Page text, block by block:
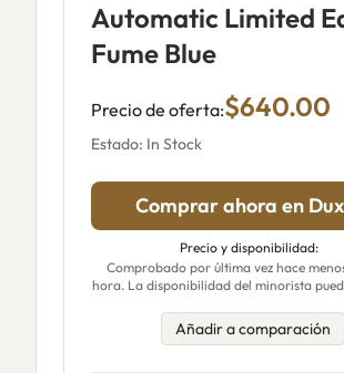
Automatic Limited
Fume Blue
Precio de oferta:$640.00
Estado: In Stock
Comprar ahora en
Precio y disponibilidad:
Comprobado por última vez hace
hora. La disponibilidad del minorista
Añadir a comparación